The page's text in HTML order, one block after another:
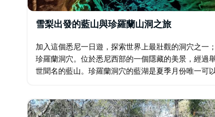
雪梨出發的藍山與珍羅蘭山洞之旅
加入這個悉尼一日遊，探索世界上最壯觀的洞穴之一；
珍羅蘭洞穴。位於悉尼西部的一個隱藏的美景，經過
世聞名的藍山。珍羅蘭洞穴的藍湖是夏季月份唯一可以